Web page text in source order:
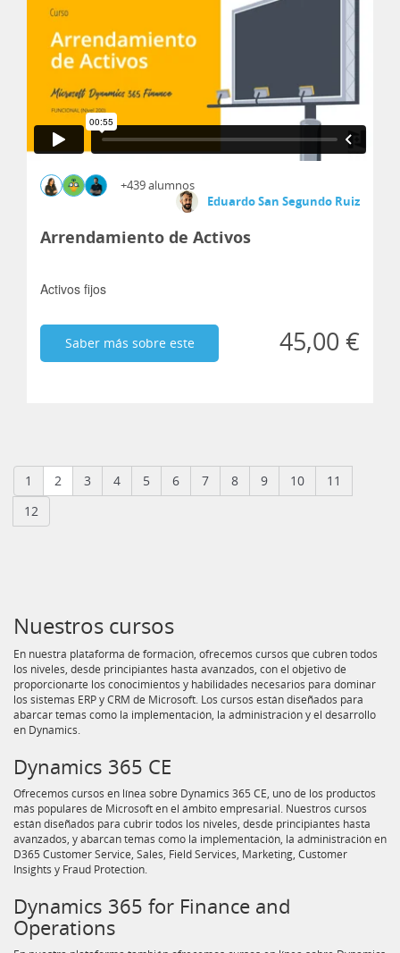
+439 alumnos
Eduardo San Segundo Ruiz
Arrendamiento de Activos
Activos fijos
Saber más sobre este 45,00 €
1 2 3 4 5 6 7 8 9 10
11
12
Nuestros cursos
En nuestra plataforma de formación, ofrecemos cursos que cubren todos
los niveles, desde principiantes hasta avanzados, con el objetivo de
proporcionarte los conocimientos y habilidades necesarios para dominar
los sistemas ERP y CRM de Microsoft. Los cursos están diseñados para
abarcar temas como la implementación, la administración y el desarrollo
en Dynamics.
Dynamics 365 CE
Ofrecemos cursos en línea sobre Dynamics 365 CE, uno de los productos
más populares de Microsoft en el ámbito empresarial. Nuestros cursos
están diseñados para cubrir todos los niveles, desde principiantes hasta
avanzados, y abarcan temas como la implementación, la administración en
D365 Customer Service, Sales, Field Services, Marketing, Customer
Insights y Fraud Protection.
Dynamics 365 for Finance and
Operations